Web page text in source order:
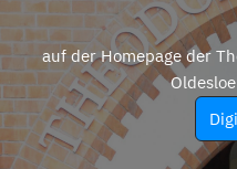
auf der Homepage der